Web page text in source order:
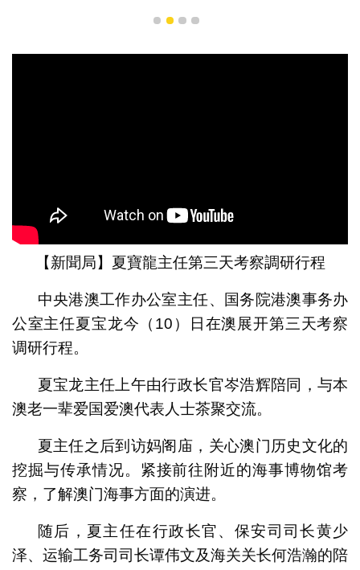
1 2 3 4
【新聞局】夏寶龍主任第三天考察調研行程
中央港澳工作办公室主任、国务院港澳事务办
公室主任夏宝龙今（10）日在澳展开第三天考察
调研行程。
夏宝龙主任上午由行政长官岑浩辉陪同，与本
澳老一辈爱国爱澳代表人士茶聚交流。
夏主任之后到访妈阁庙，关心澳门历史文化的
挖掘与传承情况。紧接前往附近的海事博物馆考
察，了解澳门海事方面的演进。
随后，夏主任在行政长官、保安司司长黄少
泽、运输工务司司长谭伟文及海关关长何浩瀚的陪